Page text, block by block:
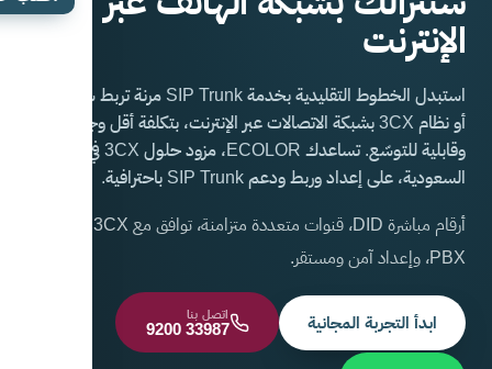
الإنترنت
استبدل الخطوط التقليدية بخدمة SIP Trunk مرنة تربط سنترالك
أو نظام 3CX بشبكة الاتصالات عبر الإنترنت، بتكلفة أقل وجودة أعلى
وقابلية للتوسّع. تساعدك ECOLOR، مزود حلول 3CX في
السعودية، على إعداد وربط ودعم SIP Trunk باحترافية.
PBX، وإعداد آمن ومستقر.
ابدأ التجربة المجانية اتصل بنا
9200 33987